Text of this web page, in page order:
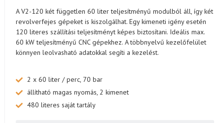
A V2-120 két független 60 liter teljesítményű modulból áll, így két
revolverfejes gépeket is kiszolgálhat. Egy kimeneti igény esetén
120 literes szállítási teljesítményt képes biztosítani. Ideális max.
60 kW teljesítményű CNC gépekhez. A többnyelvű kezelőfelület
könnyen leolvasható adatokkal segíti a kezelést.
2 x 60 liter / perc, 70 bar
állítható magas nyomás, 2 kimenet
480 literes saját tartály